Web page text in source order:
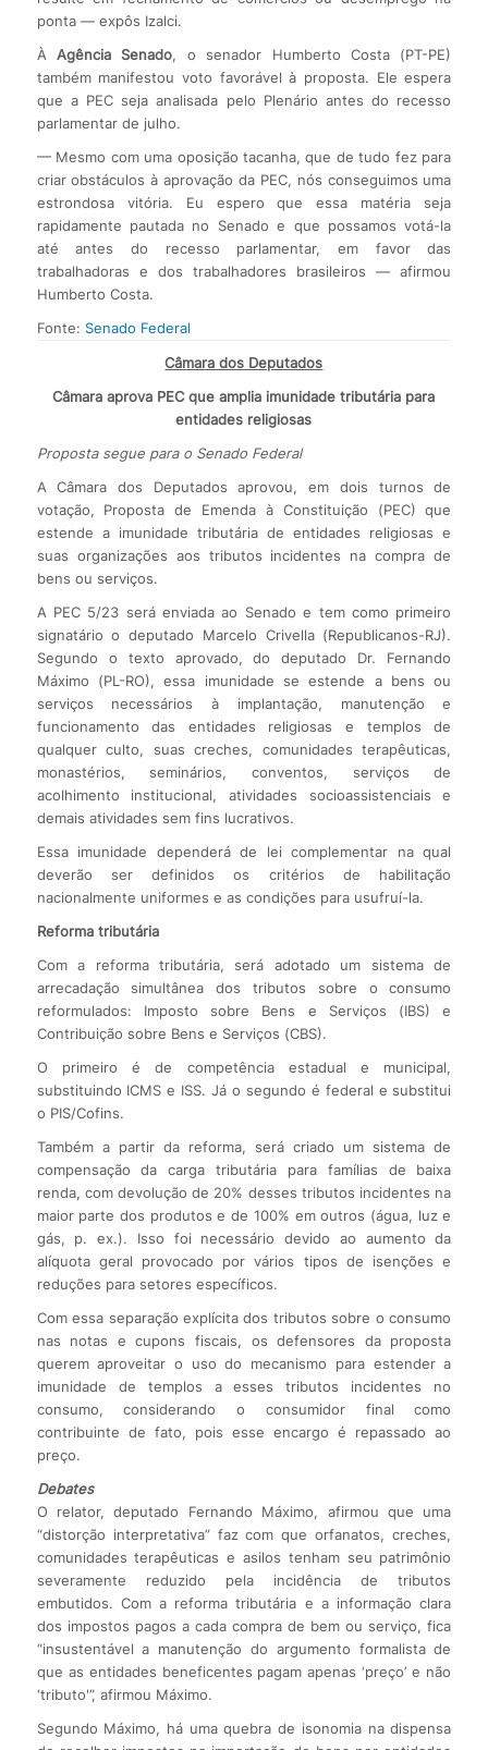
ponta — expôs Izalci.
À Agência Senado, o senador Humberto Costa (PT-PE)
também manifestou voto favorável à proposta. Ele espera
que a PEC seja analisada pelo Plenário antes do recesso
parlamentar de julho.
— Mesmo com uma oposição tacanha, que de tudo fez para
criar obstáculos à aprovação da PEC, nós conseguimos uma
estrondosa vitória. Eu espero que essa matéria seja
rapidamente pautada no Senado e que possamos votá-la
até antes do recesso parlamentar, em favor das
trabalhadoras e dos trabalhadores brasileiros — afirmou
Humberto Costa.
Fonte: Senado Federal
Câmara dos Deputados
Câmara aprova PEC que amplia imunidade tributária para
entidades religiosas
Proposta segue para o Senado Federal
A Câmara dos Deputados aprovou, em dois turnos de
votação, Proposta de Emenda à Constituição (PEC) que
estende a imunidade tributária de entidades religiosas e
suas organizações aos tributos incidentes na compra de
bens ou serviços.
A PEC 5/23 será enviada ao Senado e tem como primeiro
signatário o deputado Marcelo Crivella (Republicanos-RJ).
Segundo o texto aprovado, do deputado Dr. Fernando
Máximo (PL-RO), essa imunidade se estende a bens ou
serviços necessários à implantação, manutenção e
funcionamento das entidades religiosas e templos de
qualquer culto, suas creches, comunidades terapêuticas,
monastérios, seminários, conventos, serviços de
acolhimento institucional, atividades socioassistenciais e
demais atividades sem fins lucrativos.
Essa imunidade dependerá de lei complementar na qual
deverão ser definidos os critérios de habilitação
nacionalmente uniformes e as condições para usufruí-la.
Reforma tributária
Com a reforma tributária, será adotado um sistema de
arrecadação simultânea dos tributos sobre o consumo
reformulados: Imposto sobre Bens e Serviços (IBS) e
Contribuição sobre Bens e Serviços (CBS).
O primeiro é de competência estadual e municipal,
substituindo ICMS e ISS. Já o segundo é federal e substitui
o PIS/Cofins.
Também a partir da reforma, será criado um sistema de
compensação da carga tributária para famílias de baixa
renda, com devolução de 20% desses tributos incidentes na
maior parte dos produtos e de 100% em outros (água, luz e
gás, p. ex.). Isso foi necessário devido ao aumento da
alíquota geral provocado por vários tipos de isenções e
reduções para setores específicos.
Com essa separação explícita dos tributos sobre o consumo
nas notas e cupons fiscais, os defensores da proposta
querem aproveitar o uso do mecanismo para estender a
imunidade de templos a esses tributos incidentes no
consumo, considerando o consumidor final como
contribuinte de fato, pois esse encargo é repassado ao
preço.
Debates
O relator, deputado Fernando Máximo, afirmou que uma
“distorção interpretativa” faz com que orfanatos, creches,
comunidades terapêuticas e asilos tenham seu patrimônio
severamente reduzido pela incidência de tributos
embutidos. Com a reforma tributária e a informação clara
dos impostos pagos a cada compra de bem ou serviço, fica
“insustentável a manutenção do argumento formalista de
que as entidades beneficentes pagam apenas ‘preço’ e não
‘tributo'”, afirmou Máximo.
Segundo Máximo, há uma quebra de isonomia na dispensa